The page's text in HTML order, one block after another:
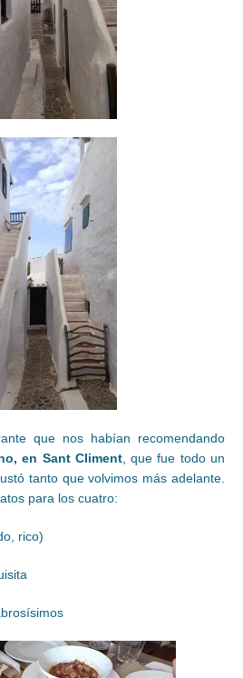
que nos habían recomendando
en Sant Climent, que fue todo un
tanto que volvimos más adelante.
para los cuatro:
rico)